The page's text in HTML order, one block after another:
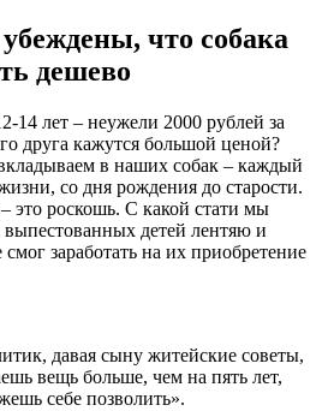
что собака
дешево
14 лет – неужели 2000 рублей за
друга кажутся большой ценой?
в наших собак – каждый
со дня рождения до старости.
это роскошь. С какой стати мы
детей лентяю и
заработать на их приобретение
давая сыну житейские советы,
вещь больше, чем на пять лет,
себе позволить».